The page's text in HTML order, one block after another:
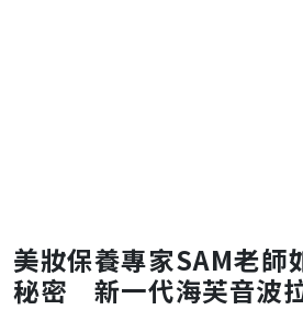
美妝保養專家SAM老師
秘密 新一代海芙音波